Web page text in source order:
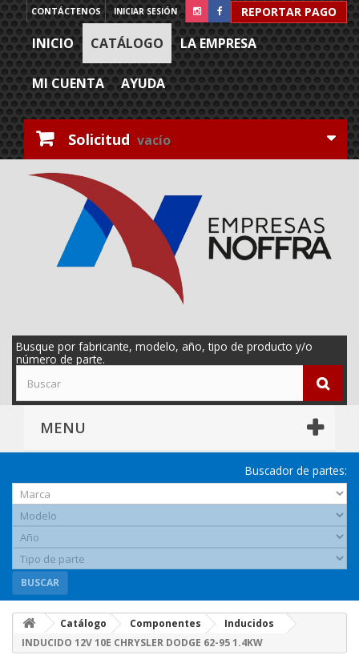
REPORTAR PAGO
INICIAR SESIÓN
CONTÁCTENOS
INICIO CATÁLOGO LA EMPRESA
MI CUENTA AYUDA
Solicitud vacío
Busque por fabricante, modelo, año, tipo de producto y/o
número de parte.
MENU
Buscador de partes:
BUSCAR
Catálogo Componentes
Inducidos
INDUCIDO 12V 10E CHRYSLER DODGE 62-95 1.4KW